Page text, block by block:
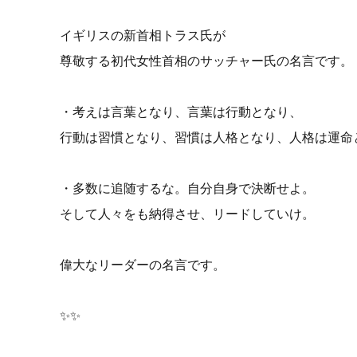
イギリスの新首相トラス氏が
尊敬する初代女性首相のサッチャー氏の名言です。
・考えは言葉となり、言葉は行動となり、
行動は習慣となり、習慣は人格となり、人格は運命
・多数に追随するな。自分自身で決断せよ。
そして人々をも納得させ、リードしていけ。
偉大なリーダーの名言です。
✨✨